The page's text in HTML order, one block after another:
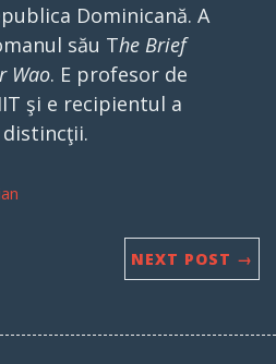
Dominicană. A
său The Brief
Wao. E profesor de
şi e recipientul a
NEXT POST →